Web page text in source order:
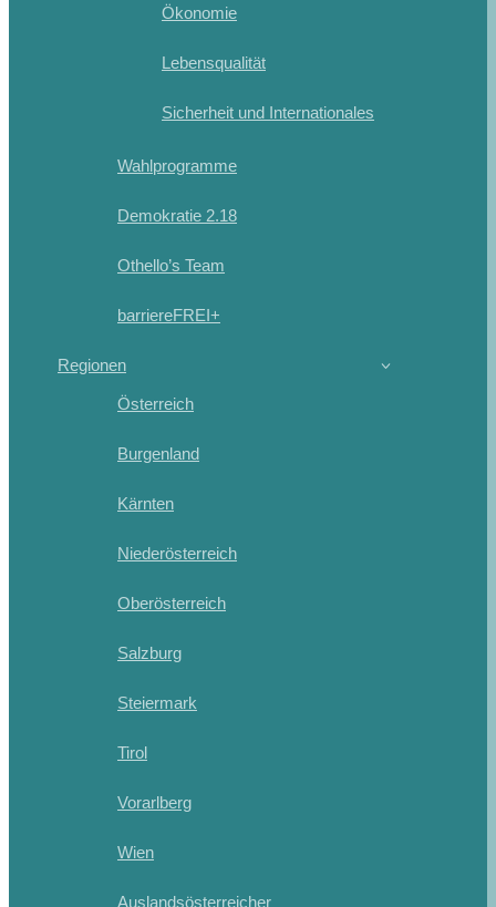
Ökonomie
Lebensqualität
Sicherheit und Internationales
Wahlprogramme
Demokratie 2.18
Othello’s Team
barriereFREI+
Regionen
Österreich
Burgenland
Kärnten
Niederösterreich
Oberösterreich
Salzburg
Steiermark
Tirol
Vorarlberg
Wien
Auslandsösterreicher